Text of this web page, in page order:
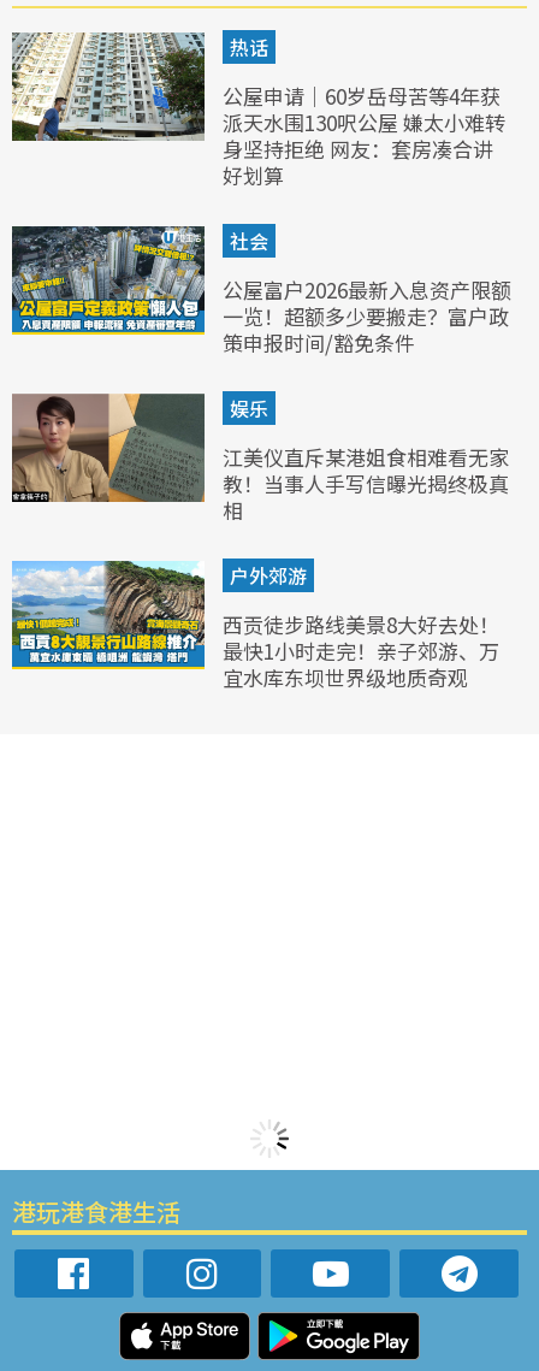
热话
公屋申请｜60岁岳母苦等4年获
派天水围130呎公屋 嫌太小难转
身坚持拒绝 网友：套房凑合讲
好划算
社会
公屋富户2026最新入息资产限额
一览！超额多少要搬走？富户政
策申报时间/豁免条件
娱乐
江美仪直斥某港姐食相难看无家
教！当事人手写信曝光揭终极真
相
户外郊游
西贡徒步路线美景8大好去处！
最快1小时走完！亲子郊游、万
宜水库东坝世界级地质奇观
港玩港食港生活